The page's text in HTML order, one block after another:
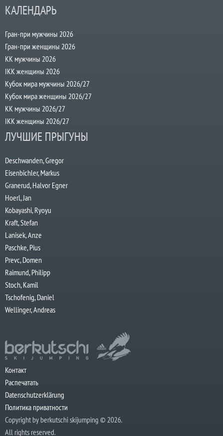
КАЛЕНДАРЬ
Гран-при мужчины 2026
Гран-при женщины 2026
КК мужчины 2026
IKK женщины 2026
Кубок мира мужчины 2026/27
Кубок мира женщины 2026/27
КК мужчины 2026/27
IKK женщины 2026/27
ЛУЧШИЕ ПРЫГУНЫ
Deschwanden, Gregor
Eisenbichler, Markus
Granerud, Halvor Egner
Hoerl, Jan
Kobayashi, Ryoyu
Kraft, Stefan
Lanisek, Anze
Paschke, Pius
Prevc, Domen
Raimund, Philipp
Stoch, Kamil
Tschofenig, Daniel
Wellinger, Andreas
Контакт
Распечатать
Datenschutzerklärung
Политика приватности
Copyright by berkutschi skijumping © 2026.
All rights reserved.